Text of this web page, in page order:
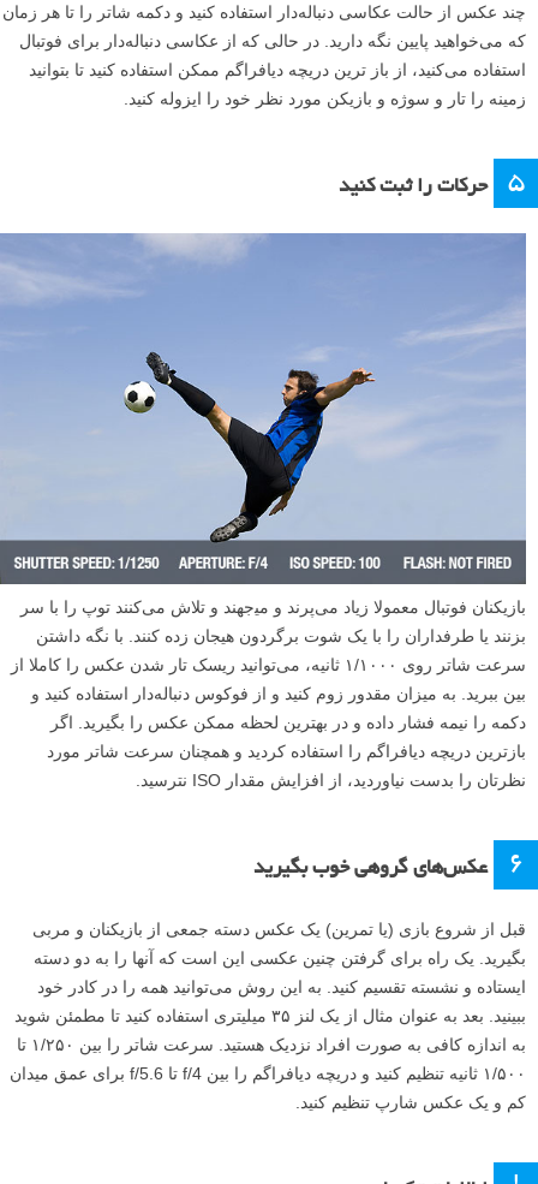
چند عکس از حالت عکاسی دنباله‌دار استفاده کنید و دکمه شاتر را تا هر زمان
که می‌خواهید پایین نگه دارید. در حالی که از عکاسی دنباله‌دار برای فوتبال
استفاده می‌کنید، از باز ترین دریچه دیافراگم ممکن استفاده کنید تا بتوانید
زمینه را تار و سوژه و بازیکن مورد نظر خود را ایزوله کنید.
۵ حرکات را ثبت کنید
بازیکنان فوتبال معمولا زیاد می‌پرند و می‍‌جهند و تلاش می‌کنند توپ را با سر
بزنند یا طرفداران را با یک شوت برگردون هیجان زده کنند. با نگه داشتن
سرعت شاتر روی ۱/۱۰۰۰ ثانیه، می‌توانید ریسک تار شدن عکس را کاملا از
بین ببرید. به میزان مقدور زوم کنید و از فوکوس دنباله‌دار استفاده کنید و
دکمه را نیمه فشار داده و در بهترین لحظه ممکن عکس را بگیرید. اگر
بازترین دریچه دیافراگم را استفاده کردید و همچنان سرعت شاتر مورد
نظرتان را بدست نیاوردید، از افزایش مقدار ISO نترسید.
۶ عکس‌های گروهی خوب بگیرید
قبل از شروع بازی (یا تمرین) یک عکس دسته جمعی از بازیکنان و مربی
بگیرید. یک راه برای گرفتن چنین عکسی این است که آنها را به دو دسته
ایستاده و نشسته تقسیم کنید. به این روش می‌توانید همه را در کادر خود
ببینید. بعد به عنوان مثال از یک لنز ۳۵ میلیتری استفاده کنید تا مطمئن شوید
به اندازه کافی به صورت افراد نزدیک هستید. سرعت شاتر را بین ۱/۲۵۰ تا
۱/۵۰۰ ثانیه تنظیم کنید و دریچه دیافراگم را بین f/4 تا f/5.6 برای عمق میدان
کم و یک عکس شارپ تنظیم کنید.